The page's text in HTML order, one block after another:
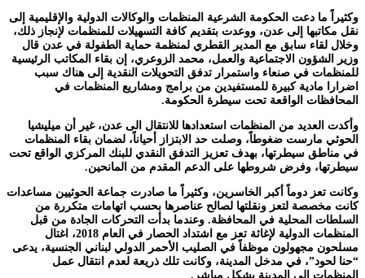
وكثيراً ما دعت الحكومة الشرعية المنظمات والوكالات الدولية والإقليمية إلى
نقل مكاتبها إلى عدن، ووعدت بتقديم كافة التسهيلات للمنظمات لإنجاز ذلك،
وخلال لقاء سابق مع المدير القطري لمنظمة حماية الطفولة في عدن قال
وزير الشؤون الاجتماعية والعمل، محمد الزوعري، إن بقاء المكاتب الرئيسية
للمنظمات في صنعاء واستمرار تدفق التحويلات النقدية إلى هناك سبب
اضرارا مادية كبيرة للمستفيدين من برامج ومشاريع المنظمات في
المحافظات الواقعة تحت سيطرة الحكومة.
وأكدت العديد من المنظمات استعدادها للانتقال الى عدن، غير أن ميليشيا
الحوثي مارست ضغوطاً، وصلت حد الابتزاز أحياناً، لضمان بقاء المنظمات
في مناطق سيطرتها، بهدف تعزيز التدفق النقدي للبنك المركزي الواقع تحت
سيطرتها، وفرض شروطها على الدعم المقدم من المانحين.
وكانت تعز دوماً أكبر الخاسرين، وكثيراً ما صادرت جماعة الحوثيين مساعدات
كانت مخصصة لتعز ونقلتها لصالح عناصرها بحسب اتهامات متكررة من
السلطات المحلية في المحافظة. وعندما بدأت التحركات الجادة من قبل
المنظمات الدولية لإغاثة تعز مع اشتداد الحصار في العام 2018، اغتال
مسلحون مجهولون موظفاً في الصليب الأحمر الدولي لبناني الجنسية، يدعى
“حنا لحود”، في مدخل المدينة، وكانت تلك ذريعة لعدم انتقال عمل
المنظمات الى المدينة بشكل مباشر.